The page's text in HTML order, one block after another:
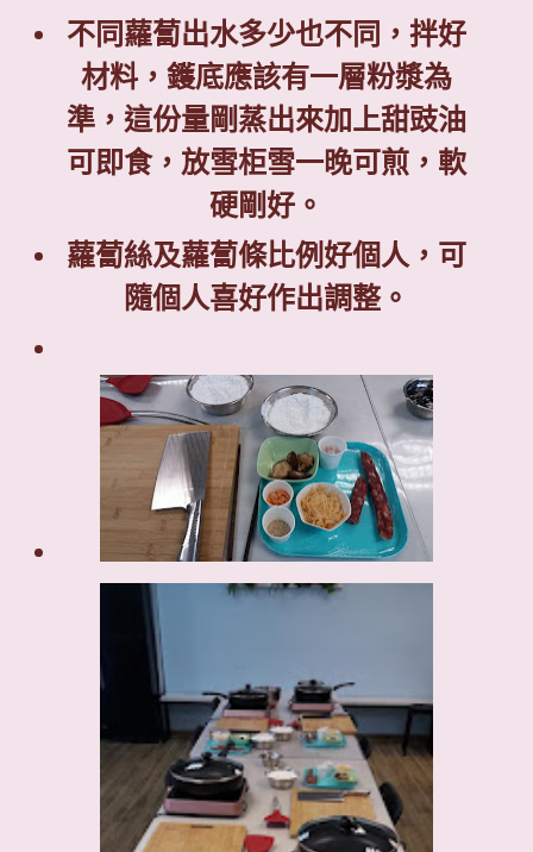
不同蘿蔔出水多少也不同，拌好
材料，鑊底應該有一層粉漿為
準，這份量剛蒸出來加上甜豉油
可即食，放雪柜雪一晚可煎，軟
硬剛好。
蘿蔔絲及蘿蔔條比例好個人，可
隨個人喜好作出調整。